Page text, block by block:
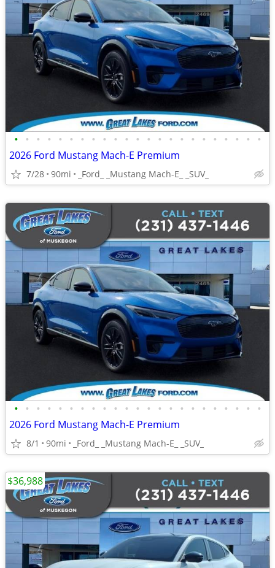
• • • • • • • • • • • • • • • • • • • • • • •
2026 Ford Mustang Mach-E Premium
7/28 90mi _Ford_ _Mustang Mach-E_ _SUV_
• • • • • • • • • • • • • • • • • • • • • • •
2026 Ford Mustang Mach-E Premium
8/1 90mi _Ford_ _Mustang Mach-E_ _SUV_
$36,988